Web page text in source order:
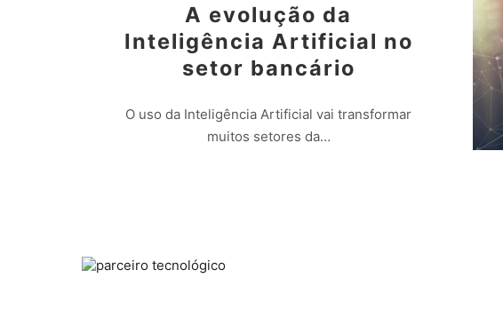
A evolução da
Inteligência Artificial no
setor bancário
O uso da Inteligência Artificial vai transformar
muitos setores da…